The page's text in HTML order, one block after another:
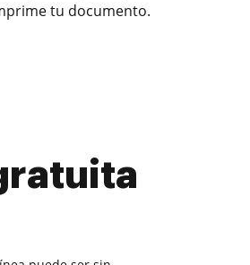
tu documento.